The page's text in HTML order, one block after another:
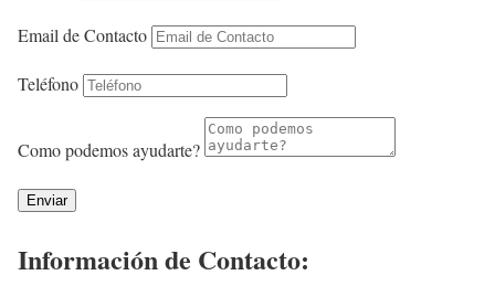
Email de Contacto
Teléfono
Como podemos ayudarte?
Enviar
Información de Contacto: